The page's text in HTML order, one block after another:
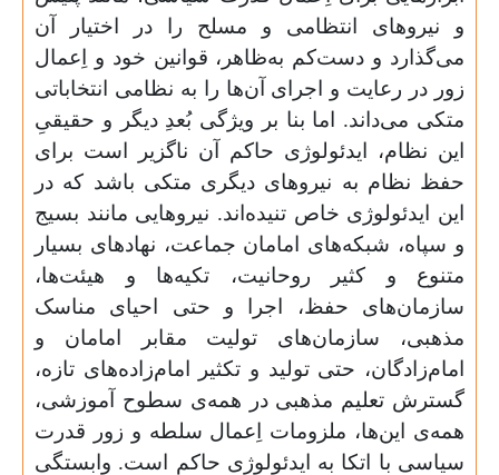
و نیروهای انتظامی و مسلح را در اختیار آن
می‌گذارد و دست‌کم به‌ظاهر، قوانین خود و اِعمال
زور در رعایت و اجرای آن‌ها را به نظامی انتخاباتی
متکی می‌داند. اما بنا بر ویژگی بُعدِ دیگر و حقیقیِ
این نظام، ایدئولوژی حاکم آن ناگزیر است برای
حفظ نظام به نیروهای دیگری متکی باشد که در
این ایدئولوژی خاص تنیده‌اند. نیروهایی مانند بسیج
و سپاه، شبکه‌های امامان جماعت، نهادهای بسیار
متنوع و کثیر روحانیت، تکیه‌ها و هیئت‌ها،
سازمان‌های حفظ، اجرا و حتی احیای مناسک
مذهبی، سازمان‌های تولیت مقابر امامان و
امام‌زادگان، حتی تولید و تکثیر امام‌زاده‌های تازه،
گسترش تعلیم مذهبی در همه‌ی سطوح آموزشی،
همه‌ی این‌ها، ملزومات اِعمال سلطه و زور قدرت
سیاسی با اتکا به ایدئولوژی حاکم است. وابستگی